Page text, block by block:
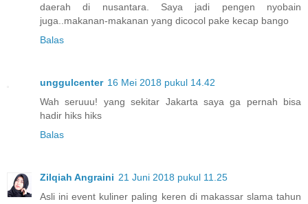
daerah di nusantara. Saya jadi pengen nyobain
juga..makanan-makanan yang dicocol pake kecap bango
Balas
unggulcenter 16 Mei 2018 pukul 14.42
Wah seruuu! yang sekitar Jakarta saya ga pernah bisa
hadir hiks hiks
Balas
Zilqiah Angraini 21 Juni 2018 pukul 11.25
Asli ini event kuliner paling keren di makassar slama tahun